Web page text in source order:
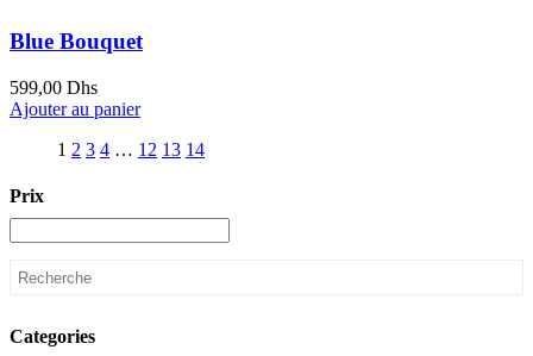
Blue Bouquet
599,00 Dhs
Ajouter au panier
1 2 3 4 … 12 13 14
Prix
Categories